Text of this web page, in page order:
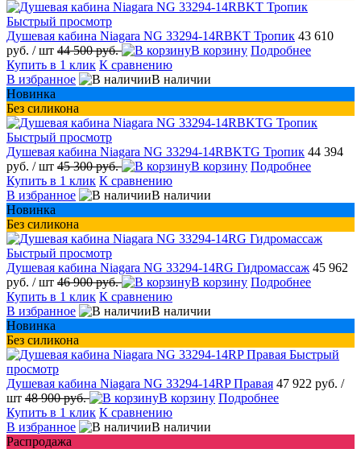
Быстрый просмотр
Душевая кабина Niagara NG 33294-14RBKT Тропик 43 610
руб. / шт 44 500 руб. В корзину Подробнее
Купить в 1 клик К сравнению
В избранное
В наличии
Новинка
Без силикона
Быстрый просмотр
Душевая кабина Niagara NG 33294-14RBKTG Тропик 44 394
руб. / шт 45 300 руб. В корзину Подробнее
Купить в 1 клик К сравнению
В избранное
В наличии
Новинка
Без силикона
Быстрый просмотр
Душевая кабина Niagara NG 33294-14RG Гидромассаж 45 962
руб. / шт 46 900 руб. В корзину Подробнее
Купить в 1 клик К сравнению
В избранное
В наличии
Новинка
Без силикона
Быстрый
просмотр
Душевая кабина Niagara NG 33294-14RP Правая 47 922 руб. /
шт 48 900 руб. В корзину Подробнее
Купить в 1 клик К сравнению
В избранное
В наличии
Распродажа